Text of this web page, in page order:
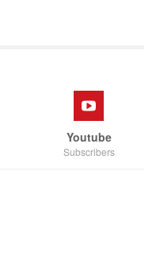
Youtube
Subscribers